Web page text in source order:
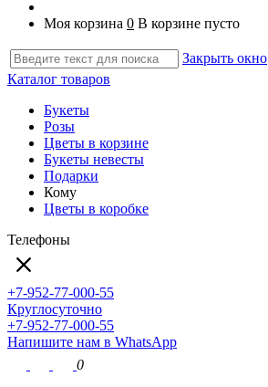
Моя корзина 0 В корзине пусто
Закрыть окно
Каталог товаров
Букеты
Розы
Цветы в корзине
Букеты невесты
Подарки
Кому
Цветы в коробке
Телефоны
+7-952-77-000-55
Круглосуточно
+7-952-77-000-55
Напишите нам в WhatsApp
0